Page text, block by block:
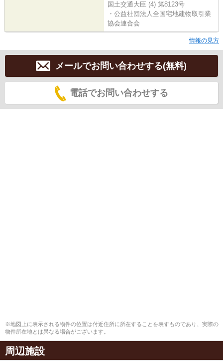
国土交通大臣 (4) 第8123号
・公益社団法人全国宅地建物取引業
協会連合会
情報の見方
メールでお問い合わせする(無料)
電話でお問い合わせする
※地図上に表示される物件の位置は付近住所に所在することを表すものであり、実際の
物件所在地とは異なる場合がございます。
周辺施設